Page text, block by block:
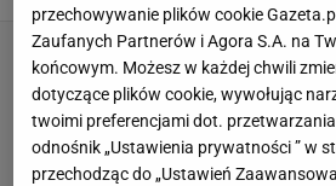
przechowywanie plików cookie
Zaufanych Partnerów i Agora S.A. na
końcowym. Możesz w każdej chwili
dotyczące plików cookie, wywołując
twoimi preferencjami dot.
odnośnik „Ustawienia prywatności ” w
przechodząc do „Ustawień